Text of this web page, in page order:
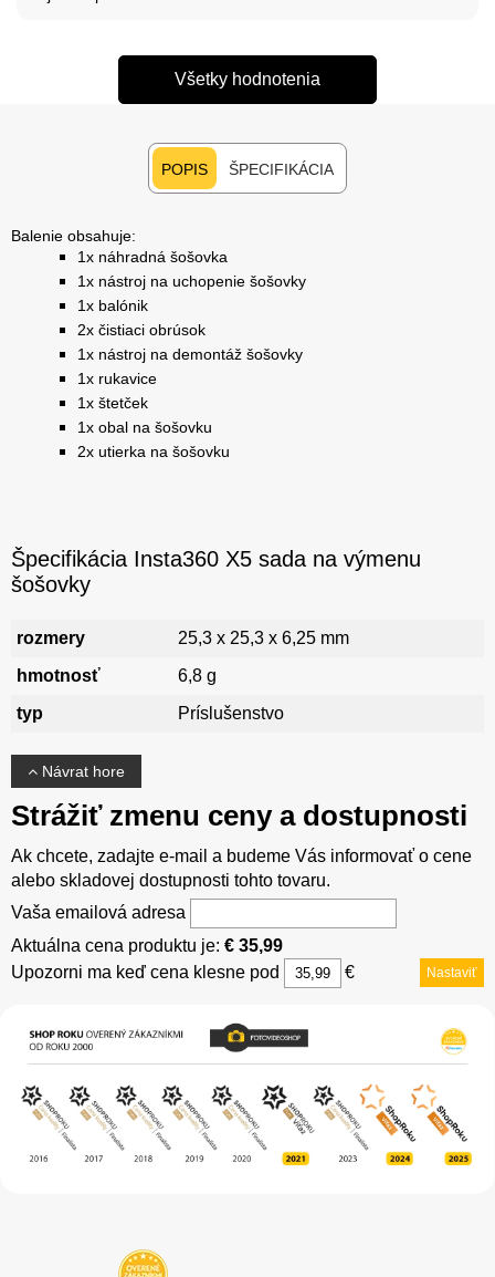
Všetky hodnotenia
POPIS ŠPECIFIKÁCIA
Balenie obsahuje:
1x náhradná šošovka
1x nástroj na uchopenie šošovky
1x balónik
2x čistiaci obrúsok
1x nástroj na demontáž šošovky
1x rukavice
1x štetček
1x obal na šošovku
2x utierka na šošovku
Špecifikácia Insta360 X5 sada na výmenu
šošovky
rozmery
25,3 x 25,3 x 6,25 mm
hmotnosť
6,8 g
typ
Príslušenstvo
Návrat hore
Strážiť zmenu ceny a dostupnosti
Ak chcete, zadajte e-mail a budeme Vás informovať o cene
alebo skladovej dostupnosti tohto tovaru.
Vaša emailová adresa
Aktuálna cena produktu je: € 35,99
Upozorni ma keď cena klesne pod
€ Nastaviť